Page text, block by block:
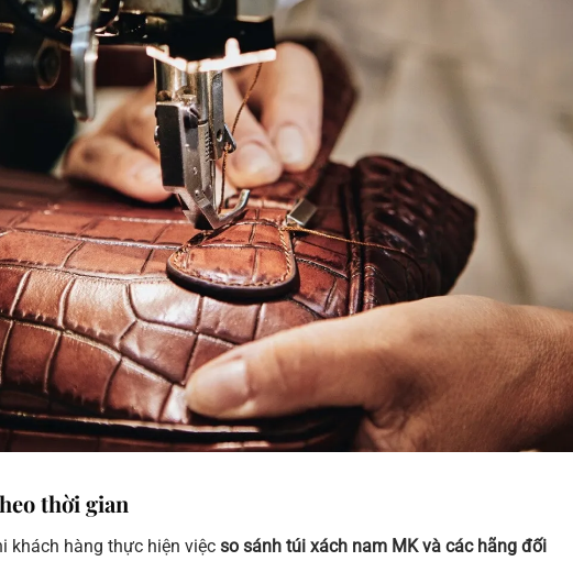
thời gian
khách hàng thực hiện việc so sánh túi xách nam MK và các hãng đối